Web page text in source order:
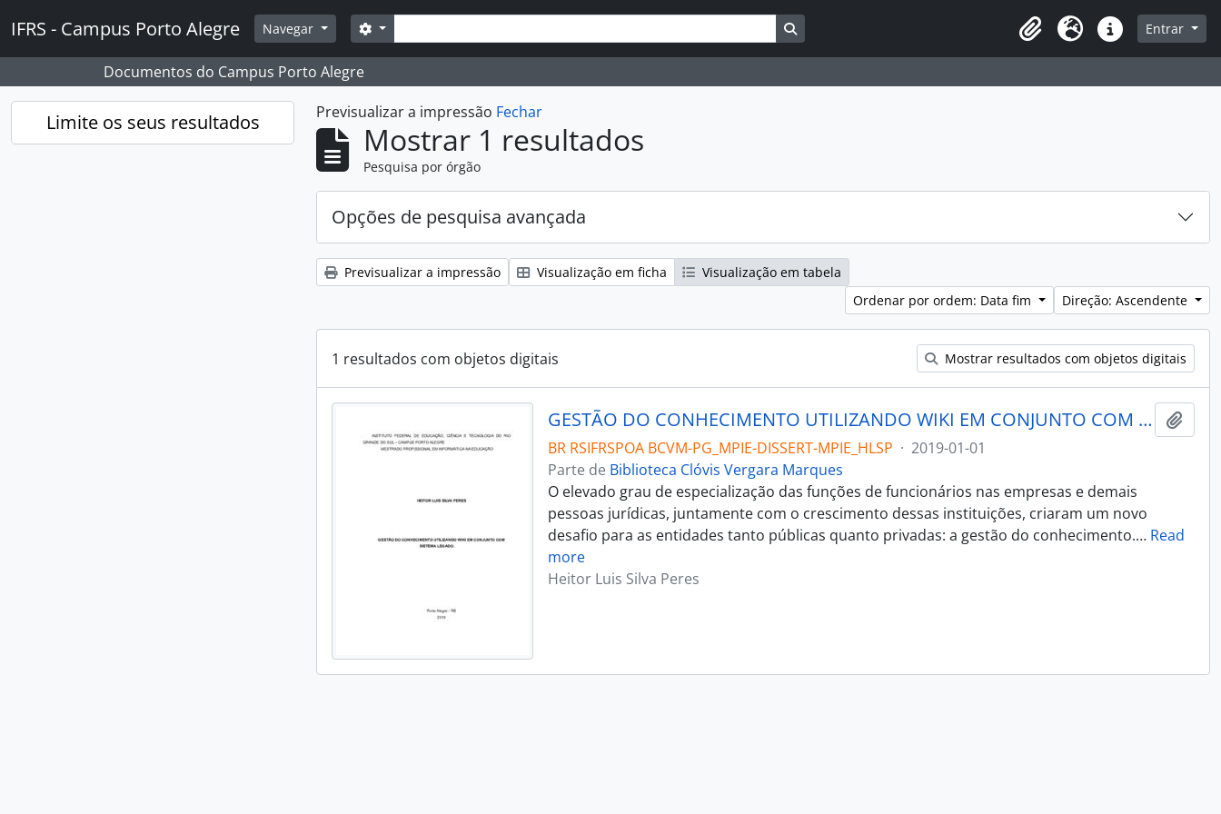
IFRS - Campus Porto Alegre Navegar Pesquisar
Opções de busca Busque na página de navegação
Idioma Ligações rápidas
Entrar
Documentos do Campus Porto Alegre
Limite os seus resultados Previsualizar a impressão Fechar
Mostrar 1 resultados
Pesquisa por órgão
Opções de pesquisa avançada
Previsualizar a impressão Visualização em ficha
Visualização em tabela
Ordenar por ordem: Data fim
Direção: Ascendente
1 resultados com objetos digitais Mostrar resultados com objetos digitais
GESTÃO DO CONHECIMENTO UTILIZANDO WIKI EM CONJUNTO COM SISTEMA LEGADO
BR RSIFRSPOA BCVM-PG_MPIE-DISSERT-MPIE_HLSP · 2019-01-01
Parte de Biblioteca Clóvis Vergara Marques
O elevado grau de especialização das funções de funcionários nas empresas e demais
pessoas jurídicas, juntamente com o crescimento dessas instituições, criaram um novo
desafio para as entidades tanto públicas quanto privadas: a gestão do conhecimento.… Read
more
Heitor Luis Silva Peres